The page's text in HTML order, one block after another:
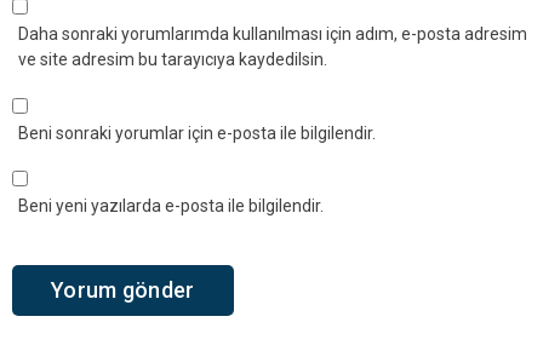
Daha sonraki yorumlarımda kullanılması için adım, e-posta adresim
ve site adresim bu tarayıcıya kaydedilsin.
Beni sonraki yorumlar için e-posta ile bilgilendir.
Beni yeni yazılarda e-posta ile bilgilendir.